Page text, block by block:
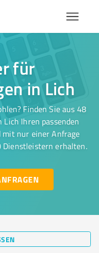
für
in Lich
Finden Sie aus 48
Ihren passenden
mit nur einer Anfrage
Dienstleistern erhalten.